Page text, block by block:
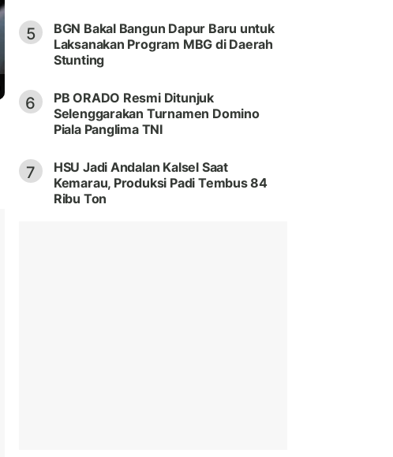
5
BGN Bakal Bangun Dapur Baru untuk
Laksanakan Program MBG di Daerah
Stunting
6
PB ORADO Resmi Ditunjuk
Selenggarakan Turnamen Domino
Piala Panglima TNI
7
HSU Jadi Andalan Kalsel Saat
Kemarau, Produksi Padi Tembus 84
Ribu Ton